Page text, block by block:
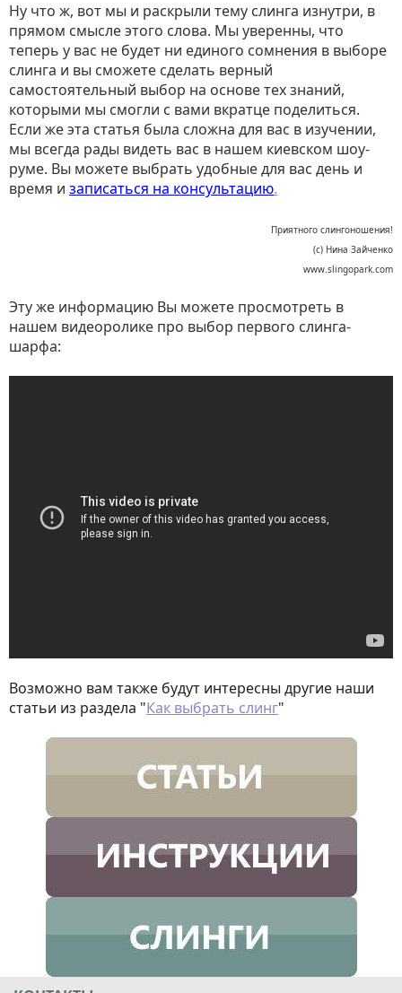
Ну что ж, вот мы и раскрыли тему слинга изнутри, в
прямом смысле этого слова. Мы уверенны, что
теперь у вас не будет ни единого сомнения в выборе
слинга и вы сможете сделать верный
самостоятельный выбор на основе тех знаний,
которыми мы смогли с вами вкратце поделиться.
Если же эта статья была сложна для вас в изучении,
мы всегда рады видеть вас в нашем киевском шоу-
руме. Вы можете выбрать удобные для вас день и
время и записаться на консультацию.
Приятного слингоношения!
(с) Нина Зайченко
www.slingopark.com
Эту же информацию Вы можете просмотреть в
нашем видеоролике про выбор первого слинга-
шарфа:
Возможно вам также будут интересны другие наши
статьи из раздела "Как выбрать слинг"